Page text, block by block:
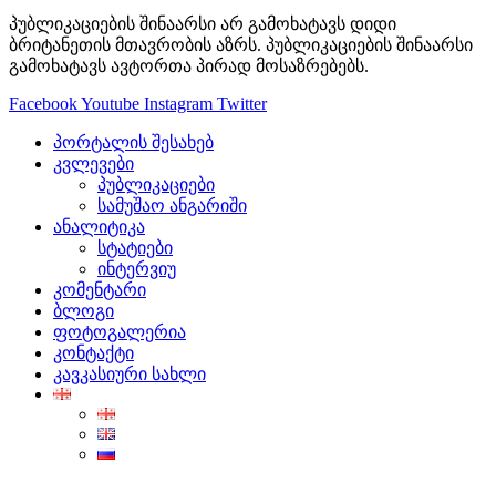
პუბლიკაციების შინაარსი არ გამოხატავს დიდი
ბრიტანეთის მთავრობის აზრს. პუბლიკაციების შინაარსი
გამოხატავს ავტორთა პირად მოსაზრებებს.
FacebookYoutube Instagram Twitter
პორტალის შესახებ
კვლევები
პუბლიკაციები
სამუშაო ანგარიში
ანალიტიკა
სტატიები
ინტერვიუ
კომენტარი
ბლოგი
ფოტოგალერია
კონტაქტი
კავკასიური სახლი